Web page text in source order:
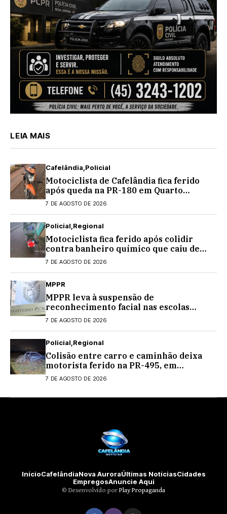
LEIA MAIS
Cafelândia Policial
Motociclista de Cafelândia fica ferido
após queda na PR-180 em Quarto
Centenário
7 DE AGOSTO DE 2026
Policial Regional
Motociclista fica ferido após colidir
contra banheiro químico que caiu de
caminhão na PRC-467, em Cascavel
7 DE AGOSTO DE 2026
MPPR
MPPR leva à suspensão de
reconhecimento facial nas escolas
estaduais
7 DE AGOSTO DE 2026
Policial Regional
Colisão entre carro e caminhão deixa
motorista ferido na PR-495, em
Medianeira
7 DE AGOSTO DE 2026
InícioCafelândiaNova AuroraÚltimas NotíciasCidades
EmpregosAnuncie Aqui
©️ Desenvolvido por Play Propaganda